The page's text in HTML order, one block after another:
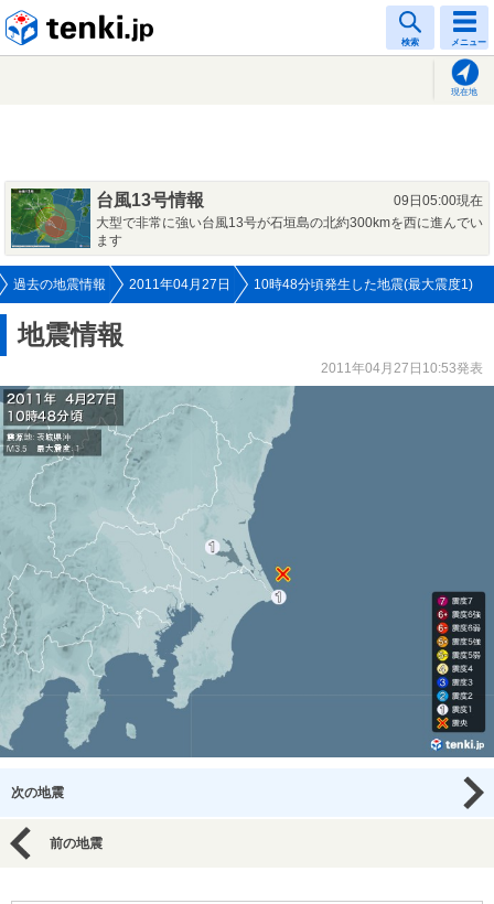
検索 メニュー
現在地
台風13号情報
09日05:00現在
大型で非常に強い台風13号が石垣島の北約300kmを西に進んでい
ます
過去の地震情報 2011年04月27日 10時48分頃発生した地震(最大震度1)
地震情報
2011年04月27日10:53発表
次の地震
前の地震